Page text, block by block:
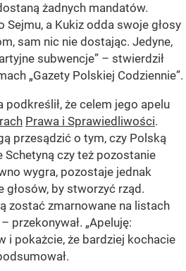
żadnych mandatów.
Sejmu, a Kukiz odda swoje głosy
sam nic nie dostając. Jedyne,
subwencje” – stwierdził
„Gazety Polskiej Codziennie”.
podkreślił, że celem jego apelu
Prawa i Sprawiedliwości.
przesądzić o tym, czy Polską
Schetyną czy też pozostanie
wygra, pozostaje jednak
głosów, by stworzyć rząd.
zostać zmarnowane na listach
przekonywał. „Apeluję:
i pokażcie, że bardziej kochacie